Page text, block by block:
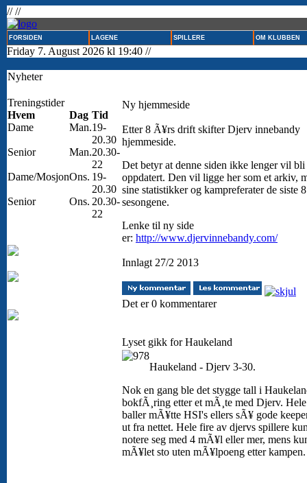
// //
FORSIDEN LAGENE SPILLERE OM KLUBBEN
Friday 7. August 2026 kl 19:40 //
Nyheter
Treningstider
Hvem
Dag Tid
Dame
Man.19-
20.30
Senior
Man.20.30-
22
Dame/MosjonOns. 19-
20.30
Senior
Ons. 20.30-
22
Ny hjemmeside
Etter 8 Ã¥rs drift skifter Djerv innebandy
hjemmeside.
Det betyr at denne siden ikke lenger vil bli
oppdatert. Den vil ligge her som et arkiv,
sine statistikker og kampreferater de siste 8
sesongene.
Lenke til ny side
er: http://www.djervinnebandy.com/
Innlagt 27/2 2013
Det er 0 kommentarer
Lyset gikk for Haukeland
Haukeland - Djerv 3-30.
Nok en gang ble det stygge tall i
bokfÃ¸ring etter et mÃ¸te med Djerv.
baller mÃ¥tte HSI's ellers sÃ¥ gode
ut fra nettet. Hele fire av djervs spillere
notere seg med 4 mÃ¥l eller mer, mens
mÃ¥let sto uten mÃ¥lpoeng etter